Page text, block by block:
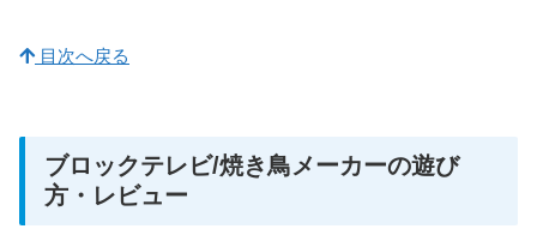
目次へ戻る
ブロックテレビ/焼き鳥メーカーの遊び
方・レビュー